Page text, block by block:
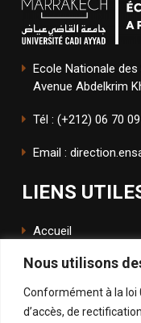
Nous utilisons
Conformément à la loi
d’accès, de
Ecole Nationale
Avenue Abdelkrim
Tél : (+212) 06 70
Email :
LIENS
Accueil
L'école
ENSApp